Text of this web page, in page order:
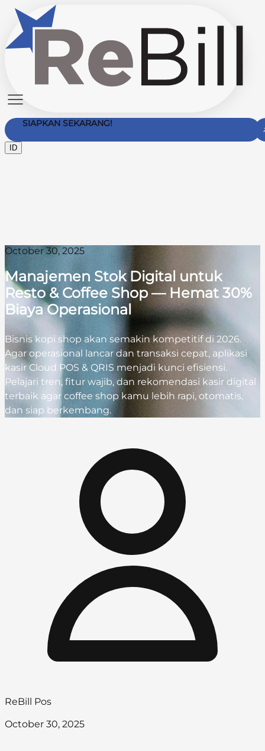
SIAPKAN SEKARANG!
ID
October 30, 2025
Manajemen Stok Digital untuk
Resto & Coffee Shop — Hemat 30%
Biaya Operasional
Bisnis kopi shop akan semakin kompetitif di 2026.
Agar operasional lancar dan transaksi cepat, aplikasi
kasir Cloud POS & QRIS menjadi kunci efisiensi.
Pelajari tren, fitur wajib, dan rekomendasi kasir digital
terbaik agar coffee shop kamu lebih rapi, otomatis,
dan siap berkembang.
ReBill Pos
October 30, 2025